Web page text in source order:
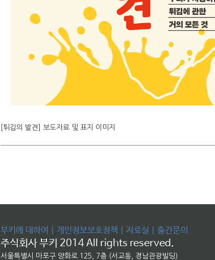
[튀김의 발견] 보도자료 및 표지 이미지
부키에 대하여 개인정보보호정책 자료실 출간문의
주식회사 부키 2014 All rights reserved.
서울특별시 마포구 양화로 125, 7층 (서교동, 경남관광빌딩)